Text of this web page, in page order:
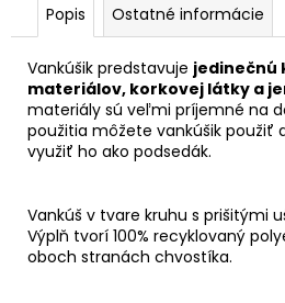
Popis Ostatné informácie
Vankúšik predstavuje jedinečnú
materiálov, korkovej látky a
materiály sú veľmi príjemné na
použitia môžete vankúšik použiť
využiť ho ako podsedák.
Vankúš v tvare kruhu s prišitými
Výplň tvorí 100% recyklovaný
oboch stranách chvostíka.
m
e